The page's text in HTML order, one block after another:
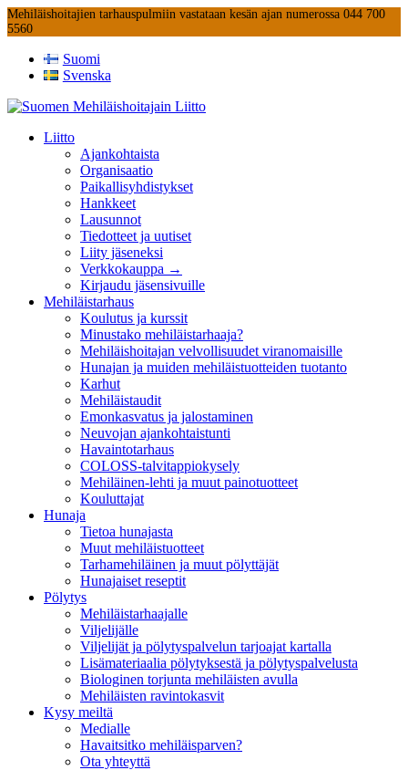
Mehiläishoitajien tarhauspulmiin vastataan kesän ajan numerossa 044 700
5560
Suomi
Svenska
Liitto
Ajankohtaista
Organisaatio
Paikallisyhdistykset
Hankkeet
Lausunnot
Tiedotteet ja uutiset
Liity jäseneksi
Verkkokauppa →
Kirjaudu jäsensivuille
Mehiläistarhaus
Koulutus ja kurssit
Minustako mehiläistarhaaja?
Mehiläishoitajan velvollisuudet viranomaisille
Hunajan ja muiden mehiläistuotteiden tuotanto
Karhut
Mehiläistaudit
Emonkasvatus ja jalostaminen
Neuvojan ajankohtaistunti
Havaintotarhaus
COLOSS-talvitappiokysely
Mehiläinen-lehti ja muut painotuotteet
Kouluttajat
Hunaja
Tietoa hunajasta
Muut mehiläistuotteet
Tarhamehiläinen ja muut pölyttäjät
Hunajaiset reseptit
Pölytys
Mehiläistarhaajalle
Viljelijälle
Viljelijät ja pölytyspalvelun tarjoajat kartalla
Lisämateriaalia pölytyksestä ja pölytyspalvelusta
Biologinen torjunta mehiläisten avulla
Mehiläisten ravintokasvit
Kysy meiltä
Medialle
Havaitsitko mehiläisparven?
Ota yhteyttä